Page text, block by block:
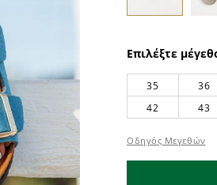
Επιλέξτε
35 36
42
43
Οδηγός Μεγεθών